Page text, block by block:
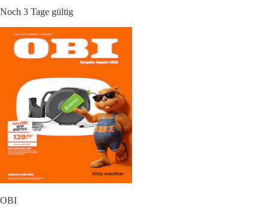
Noch 3 Tage gültig
OBI